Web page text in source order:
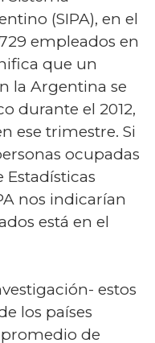
(SIPA), en el
empleados en
que un
la Argentina se
durante el 2012,
ese trimestre. Si
ocupadas
Estadísticas
nos indicarían
está en el
estos
los países
promedio de